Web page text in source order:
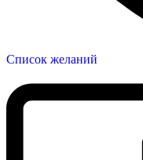
Список желаний